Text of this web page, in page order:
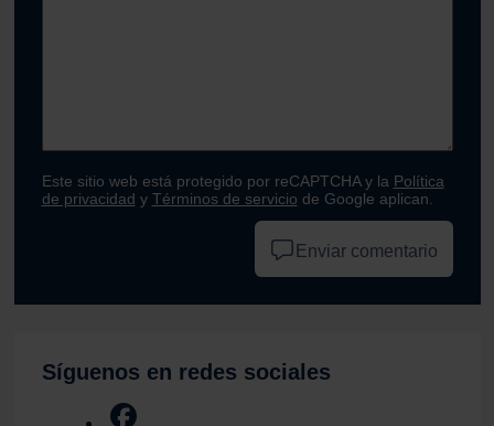
Este sitio web está protegido por reCAPTCHA y la Política
de privacidad y Términos de servicio de Google aplican.
Enviar comentario
Síguenos en redes sociales